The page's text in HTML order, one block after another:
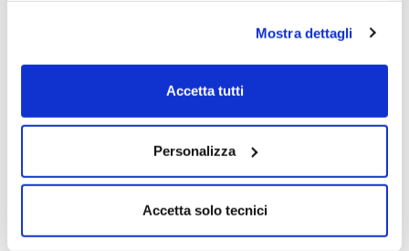
Mostra dettagli
Accetta tutti
Personalizza
Accetta solo tecnici
Guido Bellosta
Gli ultimi articoli di